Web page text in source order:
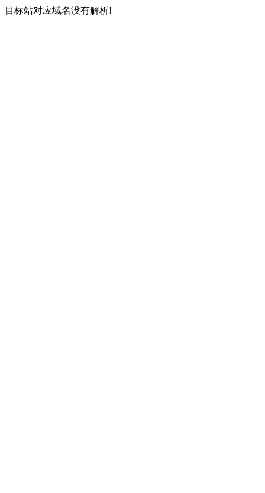
目标站对应域名没有解析!